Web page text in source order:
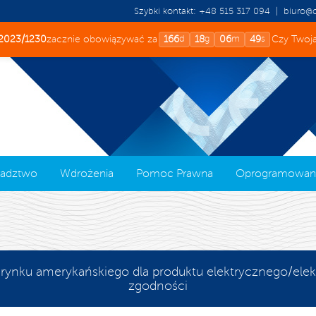
1230zacznie obowiązywać za 166d 18g 06m 49s Czy
Szybki kontakt: +48 515 317 094
O Firmie Kariera
Szkolenia Zamknięte
Doradztwo Techniczne
WdrożeniaMinimalne Wymagania
Pomoc Prawna
Podstawy Prawne
amerykańskiego dla produktu elektrycznego/
zgodności